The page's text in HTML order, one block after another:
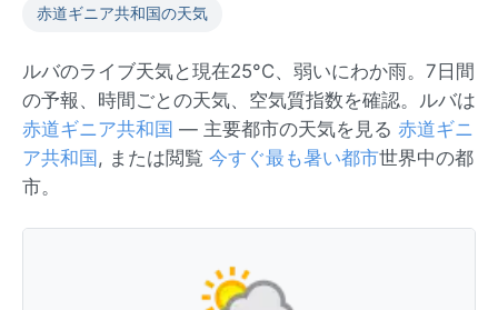
赤道ギニア共和国の天気
ルバのライブ天気と現在25°C、弱いにわか雨。7日間
の予報、時間ごとの天気、空気質指数を確認。ルバは
赤道ギニア共和国 — 主要都市の天気を見る 赤道ギニ
ア共和国 , または閲覧 今すぐ最も暑い都市世界中の都
市。